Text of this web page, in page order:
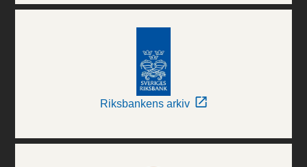
Riksbankens arkiv